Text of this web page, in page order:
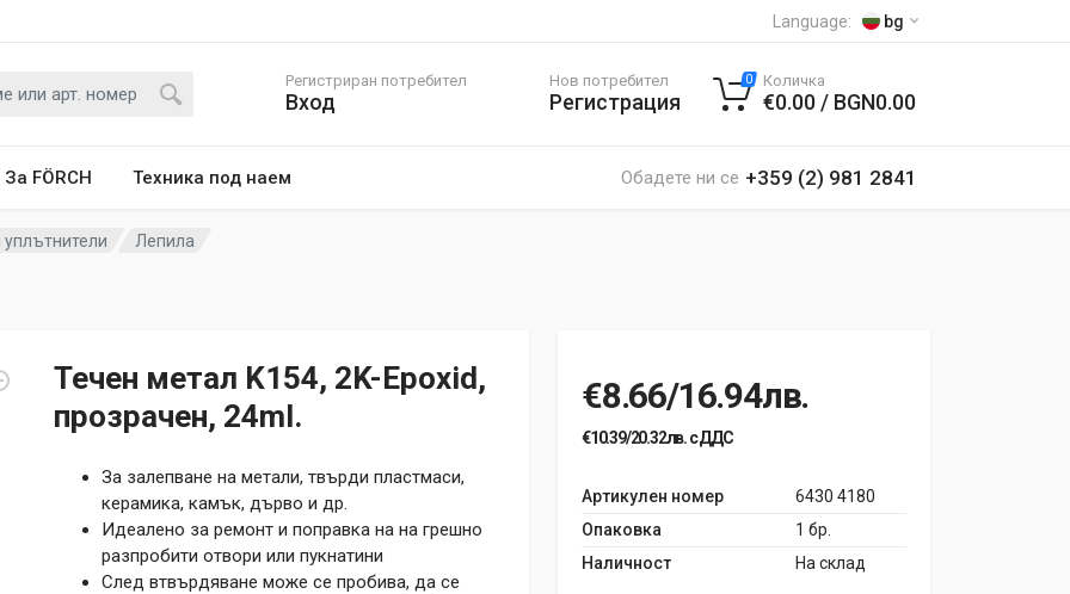
Language: bg
За FÖRCH Техника под наем Обадете ни се +359 (2) 981 2841
Регистриран потребител
Вход
Нов потребител
Регистрация
0 Количка
€0.00 / BGN0.00
Лепила
Течен метал K154, 2K-Epoxid,
прозрачен, 24ml.
За залепване на метали, твърди пластмаси,
керамика, камък, дърво и др.
Идеалено за ремонт и поправка на на грешно
разпробити отвори или пукнатини
След втвърдяване може се пробива, да се
€8.66/16.94лв.
€10.39/20.32лв. с ДДС
Артикулен номер
6430 4180
Опаковка
1 бр.
Наличност
На склад